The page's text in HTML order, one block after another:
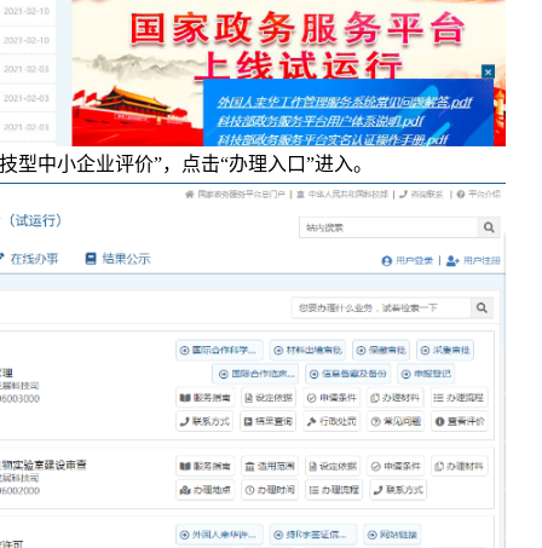
型中小企业评价”，点击“办理入口”进入。